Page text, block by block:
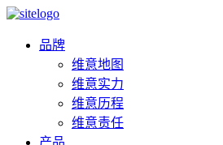
品牌
维意地图
维意实力
维意历程
维意责任
产品